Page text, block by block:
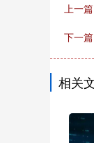
上一篇
下一篇
相关